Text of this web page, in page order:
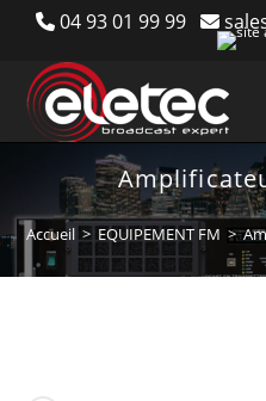
content
04 93 01 99 99
Accueil > EQUIPEMENT FM >